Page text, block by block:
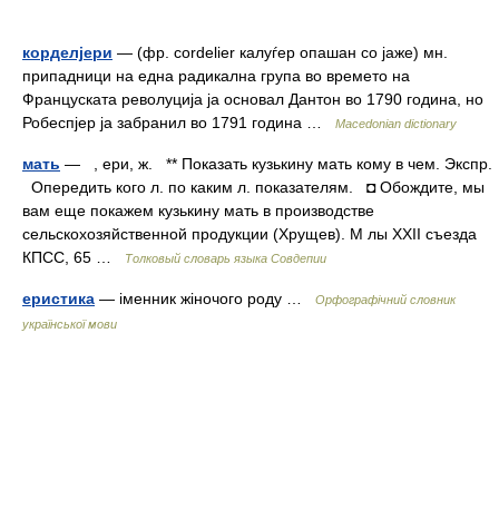
корделјери — (фр. cordelier калуѓер опашан со јаже) мн.
припадници на една радикална група во времето на
Француската револуција ја основал Дантон во 1790 година, но
Робеспјер ја забранил во 1791 година …
Macedonian dictionary
мать — , ери, ж. ** Показать кузькину мать кому в чем. Экспр.
Опередить кого л. по каким л. показателям. ◘ Обождите, мы
вам еще покажем кузькину мать в производстве
сельскохозяйственной продукции (Хрущев). М лы XXII съезда
КПСС, 65 …
Толковый словарь языка Совдепии
еристика — іменник жіночого роду …
Орфографічний словник
української мови